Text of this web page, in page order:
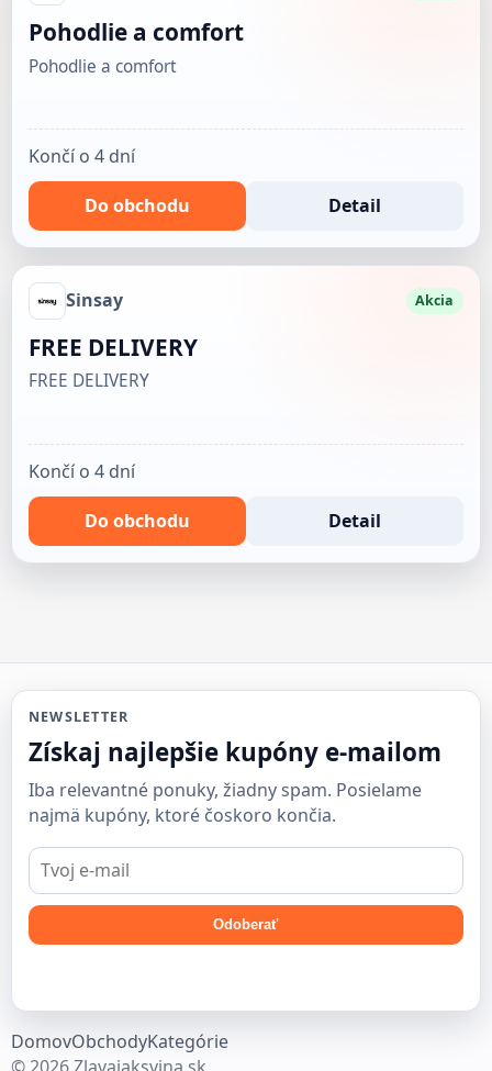
Pohodlie a comfort
Pohodlie a comfort
Končí o 4 dní
Do obchodu Detail
Sinsay Akcia
FREE DELIVERY
FREE DELIVERY
Končí o 4 dní
Do obchodu Detail
NEWSLETTER
Získaj najlepšie kupóny e-mailom
Iba relevantné ponuky, žiadny spam. Posielame
najmä kupóny, ktoré čoskoro končia.
E-
mail
Odoberať
DomovObchodyKategórie
© 2026 Zlavajaksvina.sk